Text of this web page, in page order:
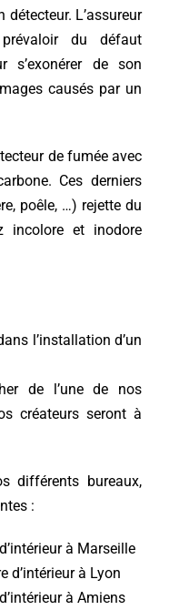
L’assureur
du défaut
s’exonérer de son
causés par un
de fumée avec
Ces derniers
poêle, …) rejette du
incolore et inodore
l’installation d’un
de l’une de nos
créateurs seront à
différents bureaux,
:
à Marseille
d’intérieur à Lyon
à Amiens